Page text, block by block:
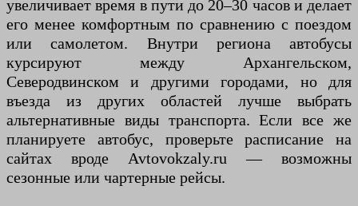
увеличивает время в пути до 20–30 часов и делает
его менее комфортным по сравнению с поездом
или самолетом. Внутри региона автобусы
курсируют между Архангельском,
Северодвинском и другими городами, но для
въезда из других областей лучше выбрать
альтернативные виды транспорта. Если все же
планируете автобус, проверьте расписание на
сайтах вроде Avtovokzaly.ru — возможны
сезонные или чартерные рейсы.